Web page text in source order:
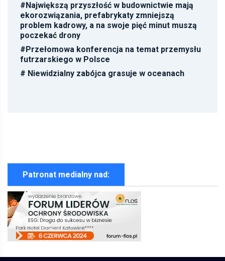
# Największą przyszłość w budownictwie mają
ekorozwiązania, prefabrykaty zmniejszą
problem kadrowy, a na swoje pięć minut muszą
poczekać drony
# Przełomowa konferencja na temat przemysłu
futrzarskiego w Polsce
# Niewidzialny zabójca grasuje w oceanach
Patronat medialny nad: